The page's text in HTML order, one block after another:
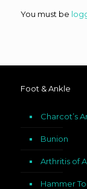
You must be
Foot & Ankle
Charcot’s
Bunion
Arthritis of
Hammer